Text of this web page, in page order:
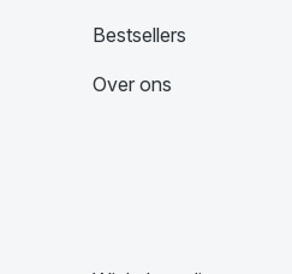
Bestsellers
Over ons